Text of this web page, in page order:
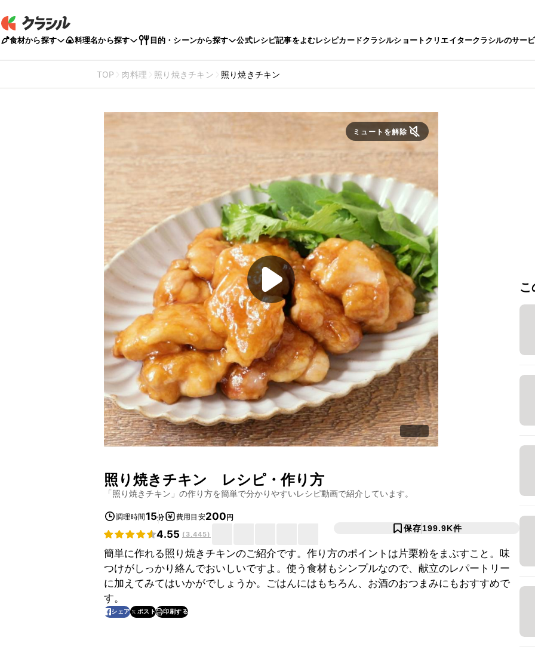
食材から探す 料理名から探す 目的・シーンから探す 公式レシピ記事をよむレシピカードクラシルショートクリエイタークラシルのサー
TOP 肉料理 照り焼きチキン 照り焼きチキン
ミュートを解除
照り焼きチキン レシピ・作り方
「照り焼きチキン 」の作り方を簡単で分かりやすいレシピ動画で紹介しています。
調理時間15分 費用目安200円
4.55 ( 3,445)
保存199.9K件
簡単に作れる照り焼きチキンのご紹介です。作り方のポイントは片栗粉をまぶすこと。味
つけがしっかり絡んでおいしいですよ。使う食材もシンプルなので、献立のレパートリー
に加えてみてはいかがでしょうか。ごはんにはもちろん、お酒のおつまみにもおすすめで
す。
シェア ポスト 印刷する